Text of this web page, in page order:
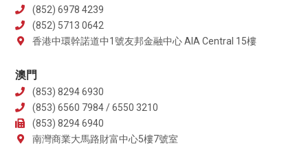
(852) 6978 4239
(852) 5713 0642
香港中環幹諾道中1號友邦金融中心 AIA Central 15樓
澳門
(853) 8294 6930
(853) 6560 7984 / 6550 3210
(853) 8294 6940
南灣商業大馬路財富中心5樓7號室